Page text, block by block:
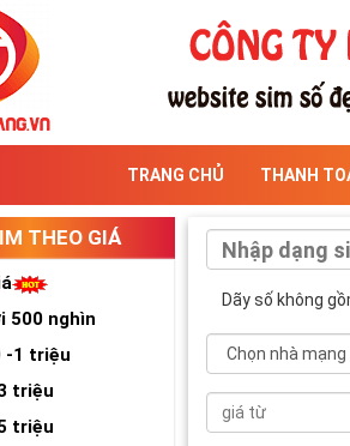
TRANG CHỦ THANH
THEO GIÁ
500 nghìn
-1 triệu
triệu
triệu
Dãy số không